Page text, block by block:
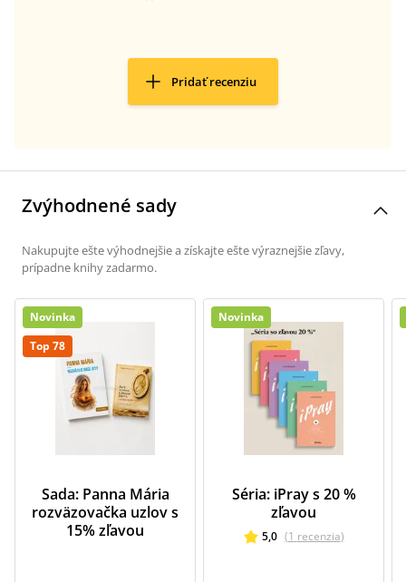
Pridať recenziu
Zvýhodnené sady
Nakupujte ešte výhodnejšie a získajte ešte výraznejšie zľavy,
prípadne knihy zadarmo.
Novinka
Top 78
Sada: Panna Mária
rozväzovačka uzlov s
15% zľavou
Novinka
Séria: iPray s 20 %
zľavou
5,0 (1 recenzia)